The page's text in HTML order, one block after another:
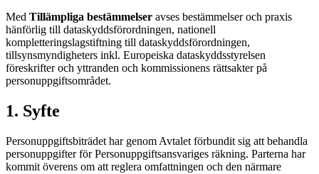
Med Tillämpliga bestämmelser avses bestämmelser och praxis
hänförlig till dataskyddsförordningen, nationell
kompletteringslagstiftning till dataskyddsförordningen,
tillsynsmyndigheters inkl. Europeiska dataskyddsstyrelsen
föreskrifter och yttranden och kommissionens rättsakter på
personuppgiftsområdet.
1. Syfte
Personuppgiftsbiträdet har genom Avtalet förbundit sig att behandla
personuppgifter för Personuppgiftsansvariges räkning. Parterna har
kommit överens om att reglera omfattningen och den närmare